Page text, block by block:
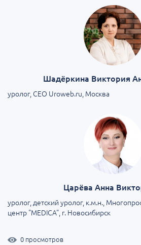
Шадёркина Виктория
уролог, CEO Uroweb.ru, Москва
Царёва Анна
уролог, детский уролог, к.м.н.,
центр "MEDICA", г. Новосибирск
0 просмотров